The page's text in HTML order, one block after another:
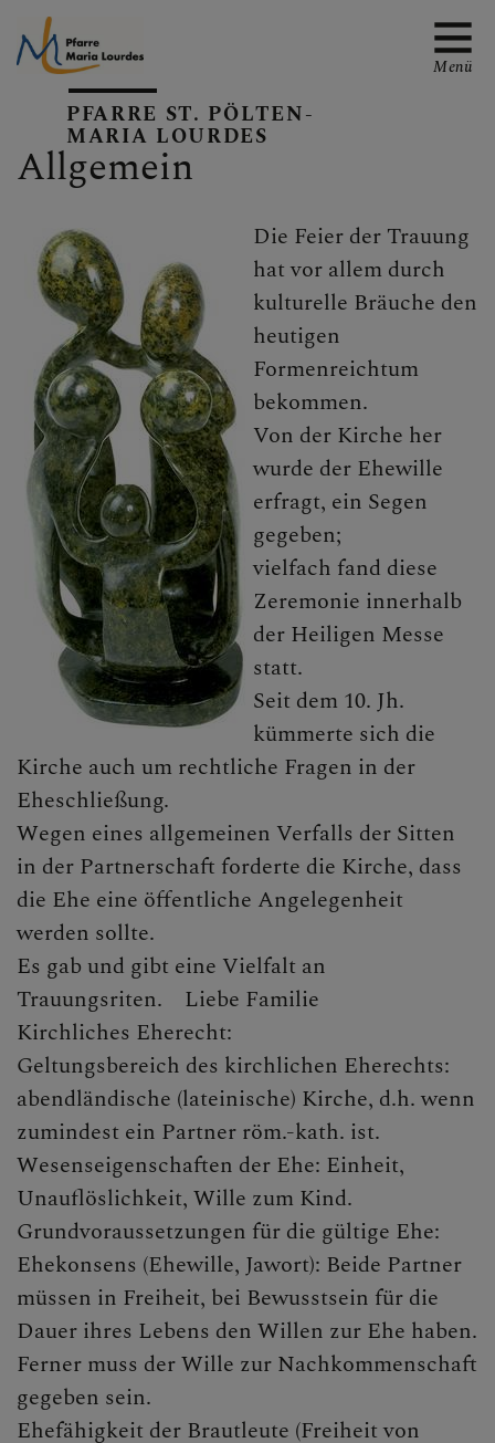
TERMINE
GALERIE
KLICKEN SIE AUF DAS
"+", UM UNTERMENÜS
ZU ÖFFNEN
PFARRTEAM
GRUPPEN, RUNDEN,
EVENTS, AKTIONEN
GESCHICHTE DER
PFARRE
CHRISTLICHES LEBEN &
SAKRAMENTE
Sakramente Allgemein
Taufe
Erstkommunion
Krankenkommunion
Firmung
Ehe
PFARRE ST. PÖLTEN-
MARIA LOURDES
Menü
Allgemein
Die Feier der Trauung
hat vor allem durch
kulturelle Bräuche den
heutigen
Formenreichtum
bekommen.
Von der Kirche her
wurde der Ehewille
erfragt, ein Segen
gegeben;
vielfach fand diese
Zeremonie innerhalb
der Heiligen Messe
statt.
Seit dem 10. Jh.
kümmerte sich die
Kirche auch um rechtliche Fragen in der
Eheschließung.
Wegen eines allgemeinen Verfalls der Sitten
in der Partnerschaft forderte die Kirche, dass
die Ehe eine öffentliche Angelegenheit
werden sollte.
Es gab und gibt eine Vielfalt an
Trauungsriten. Liebe Familie
Kirchliches Eherecht:
Geltungsbereich des kirchlichen Eherechts:
abendländische (lateinische) Kirche, d.h. wenn
zumindest ein Partner röm.-kath. ist.
Wesenseigenschaften der Ehe: Einheit,
Unauflöslichkeit, Wille zum Kind.
Grundvoraussetzungen für die gültige Ehe:
Ehekonsens (Ehewille, Jawort): Beide Partner
müssen in Freiheit, bei Bewusstsein für die
Dauer ihres Lebens den Willen zur Ehe haben.
Ferner muss der Wille zur Nachkommenschaft
gegeben sein.
Ehefähigkeit der Brautleute (Freiheit von